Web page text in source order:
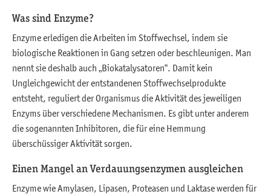
Was sind Enzyme?
Enzyme erledigen die Arbeiten im Stoffwechsel, indem sie
biologische Reaktionen in Gang setzen oder beschleunigen. Man
nennt sie deshalb auch „Biokatalysatoren“. Damit kein
Ungleichgewicht der entstandenen Stoffwechselprodukte
entsteht, reguliert der Organismus die Aktivität des jeweiligen
Enzyms über verschiedene Mechanismen. Es gibt unter anderem
die sogenannten Inhibitoren, die für eine Hemmung
überschüssiger Aktivität sorgen.
Einen Mangel an Verdauungsenzymen ausgleichen
Enzyme wie Amylasen, Lipasen, Proteasen und Laktase werden für